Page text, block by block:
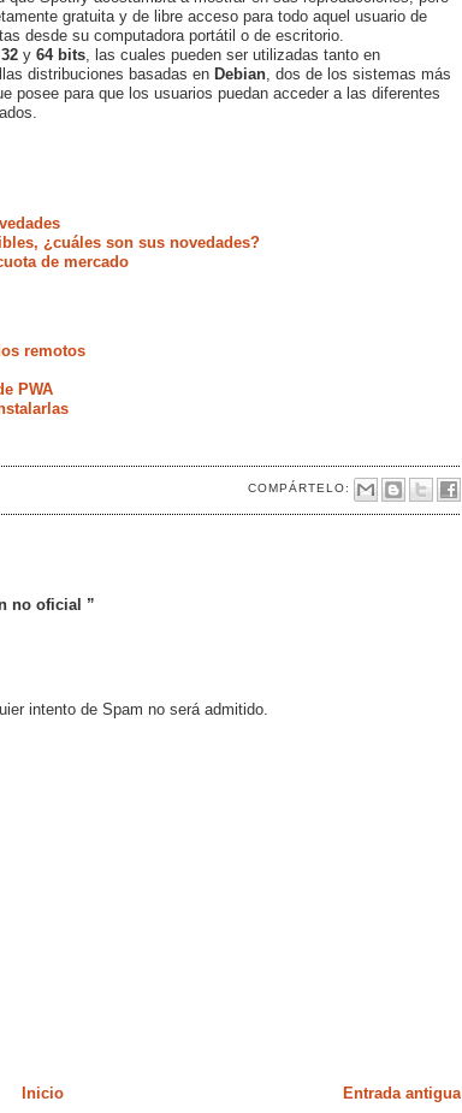
gratuita y de libre acceso para todo aquel usuario de
desde su computadora portátil o de escritorio.
32 y 64 bits , las cuales pueden ser utilizadas tanto en
distribuciones basadas en Debian , dos de los sistemas más
posee para que los usuarios puedan acceder a las diferentes
¿cuáles son sus novedades?
de mercado
remotos
PWA
COMPÁRTELO:
no oficial ”
intento de Spam no será admitido.
Entrada antigua
Inicio